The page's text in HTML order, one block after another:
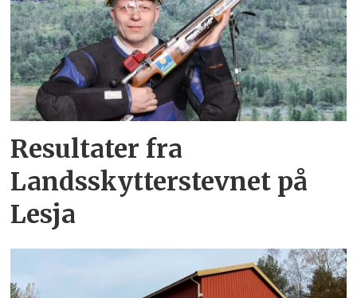
Resultater fra
Landsskytterstevnet på
Lesja